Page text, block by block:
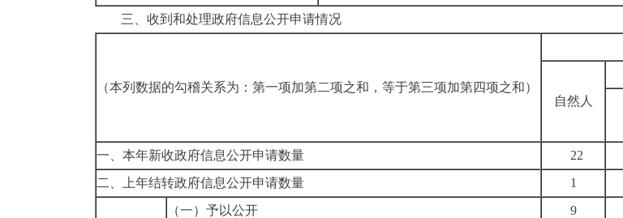
三
收到 和处理政府信息公开申请情况
（本列数据的勾稽关系为：第一项加第二项之和，等于第三项加第四项之和）
自然人
一、本年新收政府信息公开申请数量 22
二、上年结转政府信息公开申请数量
1
（一）予以公开 9